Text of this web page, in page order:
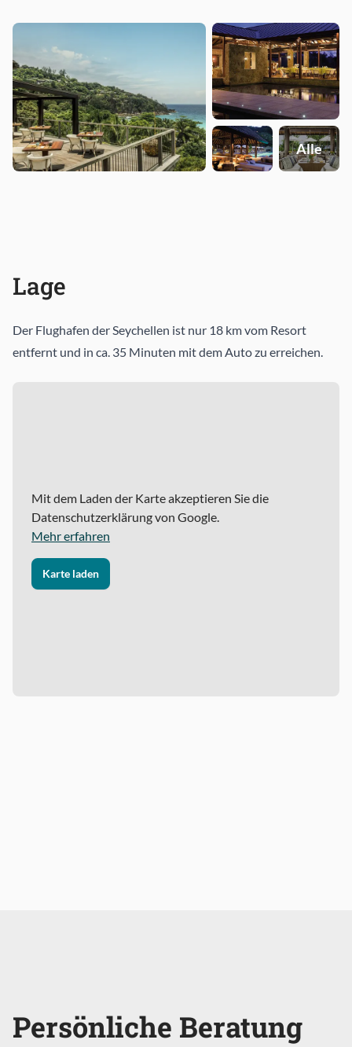
Alle
Lage
Der Flughafen der Seychellen ist nur 18 km vom Resort
entfernt und in ca. 35 Minuten mit dem Auto zu erreichen.
Mit dem Laden der Karte akzeptieren Sie die
Datenschutzerklärung von Google.
Mehr erfahren
Karte laden
Persönliche Beratung